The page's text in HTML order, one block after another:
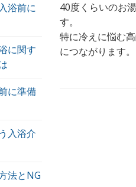
浴前に
に関す
に準備
入浴介
法とNG
40度くらいのお
す。
特に冷えに悩む
につながります。